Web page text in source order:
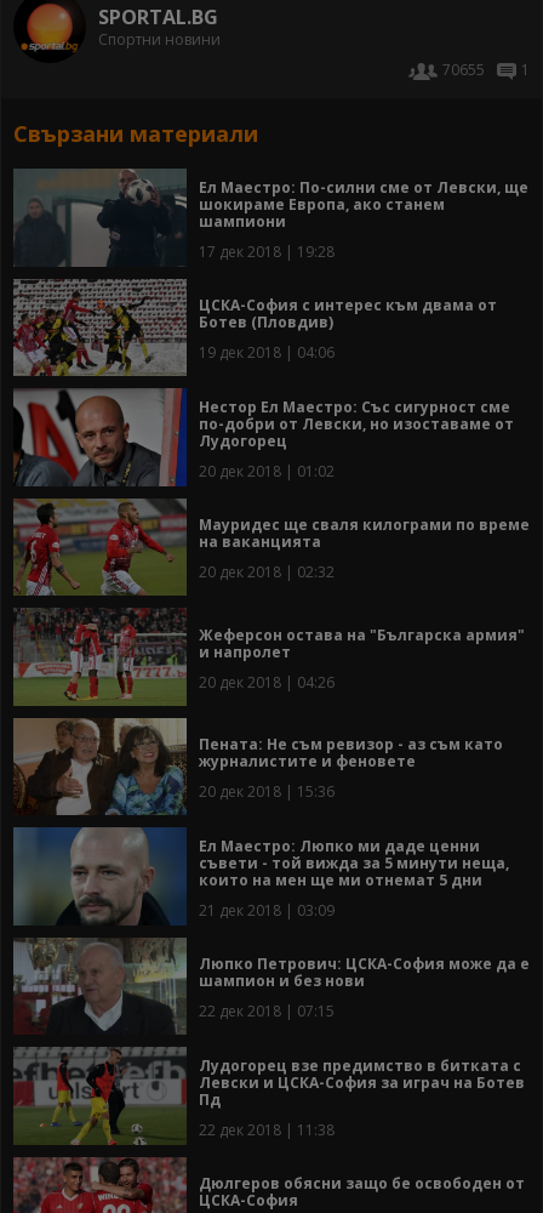
SPORTAL.BG
Спортни новини
70655
1
Свързани материали
Ел Маестро: По-силни сме от Левски, ще
шокираме Европа, ако станем
шампиони
17 дек 2018 | 19:28
ЦСКА-София с интерес към двама от
Ботев (Пловдив)
19 дек 2018 | 04:06
Нестор Ел Маестро: Със сигурност сме
по-добри от Левски, но изоставаме от
Лудогорец
20 дек 2018 | 01:02
Мауридес ще сваля килограми по време
на ваканцията
20 дек 2018 | 02:32
Жеферсон остава на "Българска армия"
и напролет
20 дек 2018 | 04:26
Пената: Не съм ревизор - аз съм като
журналистите и феновете
20 дек 2018 | 15:36
Ел Маестро: Люпко ми даде ценни
съвети - той вижда за 5 минути неща,
които на мен ще ми отнемат 5 дни
21 дек 2018 | 03:09
Люпко Петрович: ЦСКА-София може да е
шампион и без нови
22 дек 2018 | 07:15
Лудогорец взе предимство в битката с
Левски и ЦСКА-София за играч на Ботев
Пд
22 дек 2018 | 11:38
Дюлгеров обясни защо бе освободен от
ЦСКА-София